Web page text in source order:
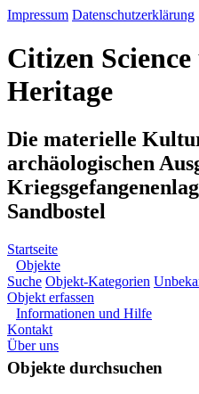
Impressum Datenschutzerklärung
Citizen
Heritage
Die materielle
archäologischen
Sandbostel
Startseite
Objekte
Suche Objekt-Kategorien
Objekt erfassen
Informationen und Hilfe
Kontakt
Über uns
Objekte durchsuchen